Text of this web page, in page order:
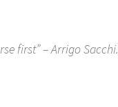
first” – Arrigo Sacchi.